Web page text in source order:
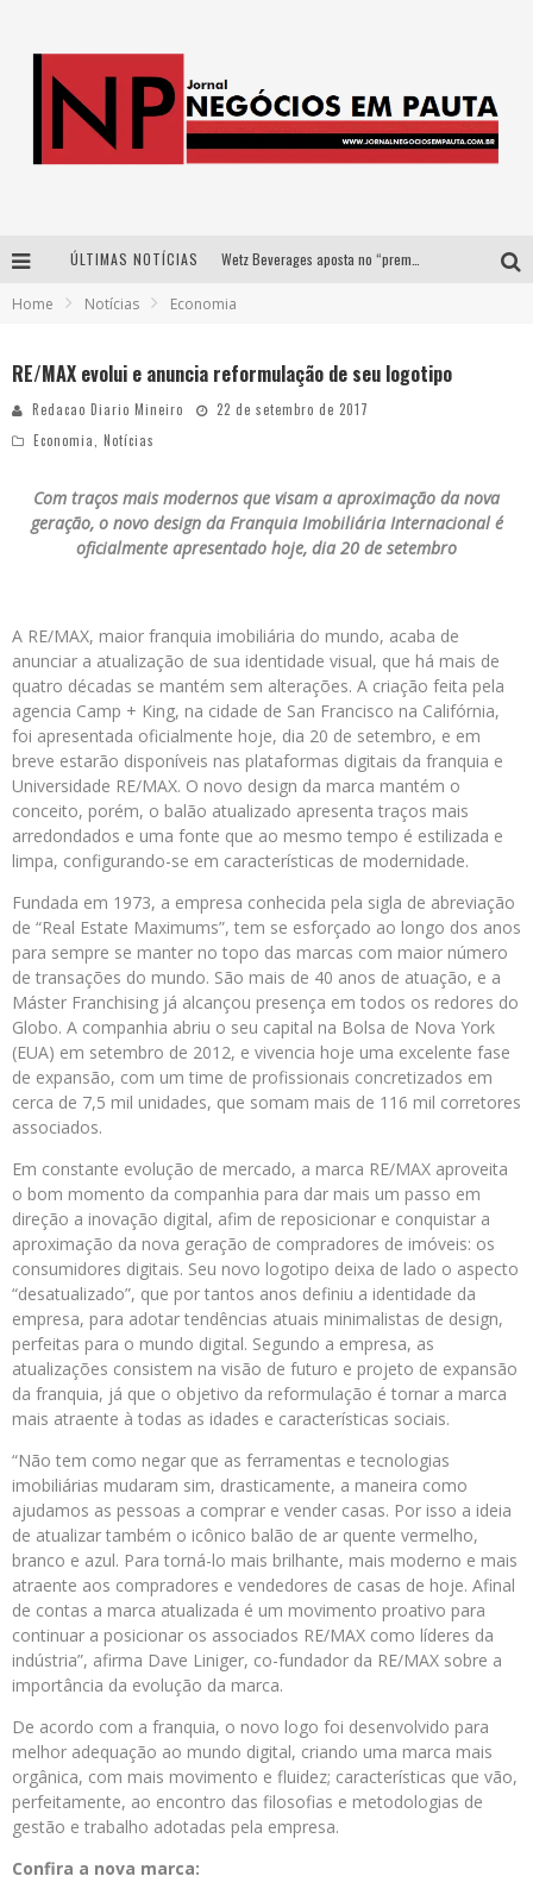
ÚLTIMAS NOTÍCIAS
Home Notícias Economia
RE/MAX evolui e anuncia reformulação de seu logotipo
Redacao Diario Mineiro
22 de setembro de 2017
Economia
Notícias
Com traços mais modernos que visam a aproximação da nova
geração, o novo design da Franquia Imobiliária Internacional é
oficialmente apresentado hoje, dia 20 de setembro
A RE/MAX, maior franquia imobiliária do mundo, acaba de
anunciar a atualização de sua identidade visual, que há mais de
quatro décadas se mantém sem alterações. A criação feita pela
agencia Camp + King, na cidade de San Francisco na Califórnia,
foi apresentada oficialmente hoje, dia 20 de setembro, e em
breve estarão disponíveis nas plataformas digitais da franquia e
Universidade RE/MAX. O novo design da marca mantém o
conceito, porém, o balão atualizado apresenta traços mais
arredondados e uma fonte que ao mesmo tempo é estilizada e
limpa, configurando-se em características de modernidade.
Fundada em 1973, a empresa conhecida pela sigla de abreviação
de “Real Estate Maximums”, tem se esforçado ao longo dos anos
para sempre se manter no topo das marcas com maior número
de transações do mundo. São mais de 40 anos de atuação, e a
Máster Franchising já alcançou presença em todos os redores do
Globo. A companhia abriu o seu capital na Bolsa de Nova York
(EUA) em setembro de 2012, e vivencia hoje uma excelente fase
de expansão, com um time de profissionais concretizados em
cerca de 7,5 mil unidades, que somam mais de 116 mil corretores
associados.
Em constante evolução de mercado, a marca RE/MAX aproveita
o bom momento da companhia para dar mais um passo em
direção a inovação digital, afim de reposicionar e conquistar a
aproximação da nova geração de compradores de imóveis: os
consumidores digitais. Seu novo logotipo deixa de lado o aspecto
“desatualizado”, que por tantos anos definiu a identidade da
empresa, para adotar tendências atuais minimalistas de design,
perfeitas para o mundo digital. Segundo a empresa, as
atualizações consistem na visão de futuro e projeto de expansão
da franquia, já que o objetivo da reformulação é tornar a marca
mais atraente à todas as idades e características sociais.
“Não tem como negar que as ferramentas e tecnologias
imobiliárias mudaram sim, drasticamente, a maneira como
ajudamos as pessoas a comprar e vender casas. Por isso a ideia
de atualizar também o icônico balão de ar quente vermelho,
branco e azul. Para torná-lo mais brilhante, mais moderno e mais
atraente aos compradores e vendedores de casas de hoje. Afinal
de contas a marca atualizada é um movimento proativo para
continuar a posicionar os associados RE/MAX como líderes da
indústria”, afirma Dave Liniger, co-fundador da RE/MAX sobre a
importância da evolução da marca.
De acordo com a franquia, o novo logo foi desenvolvido para
melhor adequação ao mundo digital, criando uma marca mais
orgânica, com mais movimento e fluidez; características que vão,
perfeitamente, ao encontro das filosofias e metodologias de
gestão e trabalho adotadas pela empresa.
Confira a nova marca: